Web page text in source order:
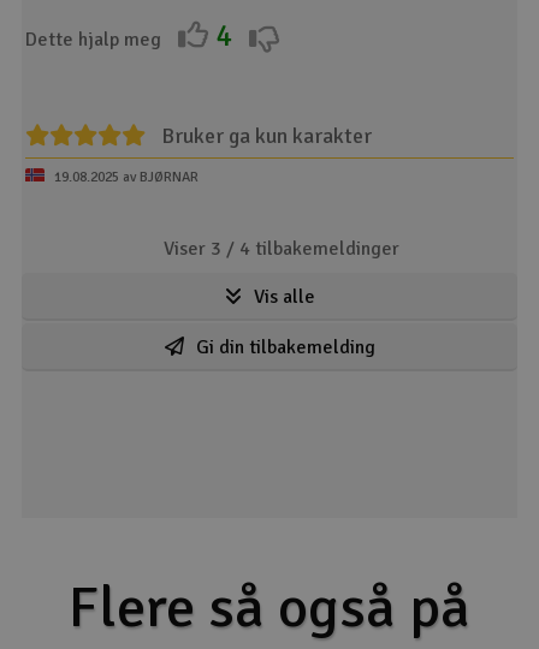
Dette hjalp meg 4
Bruker ga kun karakter
19.08.2025 av BJØRNAR
Viser 3 / 4 tilbakemeldinger
Vis alle
Gi din tilbakemelding
Flere så også på